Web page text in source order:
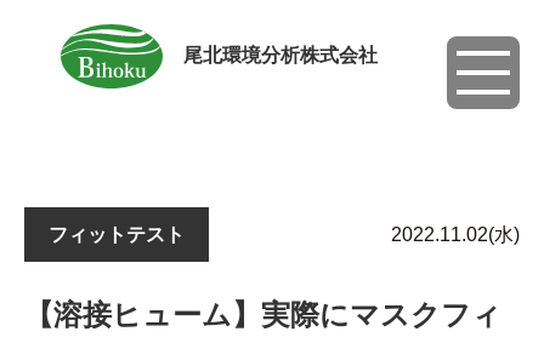
尾北環境分析株式会社
toggle
フィットテスト 2022.11.02(水)
【溶接ヒューム】実際にマスクフィ